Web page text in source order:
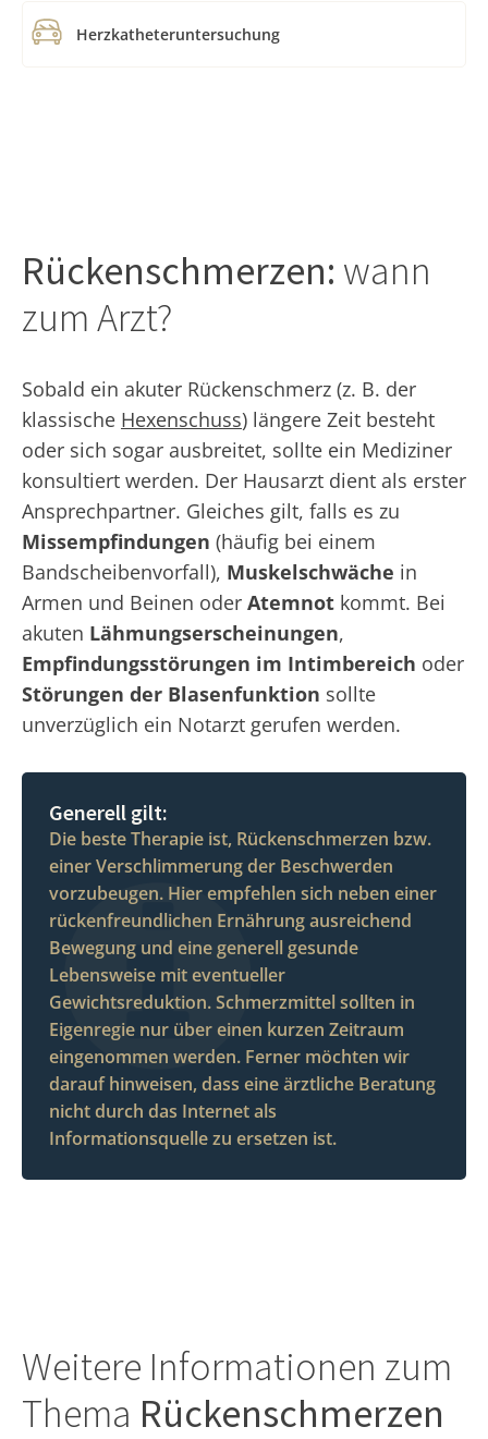
Herzkatheteruntersuchung
Rückenschmerzen: wann
zum Arzt?
Sobald ein akuter Rückenschmerz (z. B. der
klassische Hexenschuss) längere Zeit besteht
oder sich sogar ausbreitet, sollte ein Mediziner
konsultiert werden. Der Hausarzt dient als erster
Ansprechpartner. Gleiches gilt, falls es zu
Missempfindungen (häufig bei einem
Bandscheibenvorfall), Muskelschwäche in
Armen und Beinen oder Atemnot kommt. Bei
akuten Lähmungserscheinungen,
Empfindungsstörungen im Intimbereich oder
Störungen der Blasenfunktion sollte
unverzüglich ein Notarzt gerufen werden.
Generell gilt:
Die beste Therapie ist, Rückenschmerzen bzw.
einer Verschlimmerung der Beschwerden
vorzubeugen. Hier empfehlen sich neben einer
rückenfreundlichen Ernährung ausreichend
Bewegung und eine generell gesunde
Lebensweise mit eventueller
Gewichtsreduktion. Schmerzmittel sollten in
Eigenregie nur über einen kurzen Zeitraum
eingenommen werden. Ferner möchten wir
darauf hinweisen, dass eine ärztliche Beratung
nicht durch das Internet als
Informationsquelle zu ersetzen ist.
Weitere Informationen zum
Thema Rückenschmerzen